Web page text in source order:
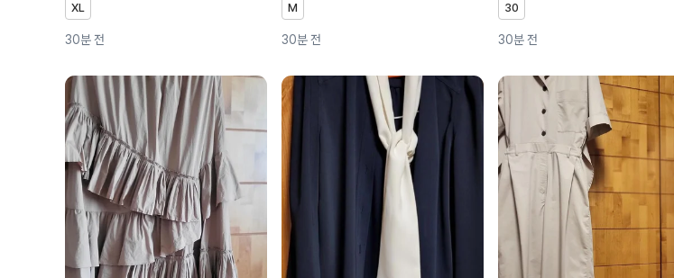
XL
30분 전
M
30분 전
30
30분 전